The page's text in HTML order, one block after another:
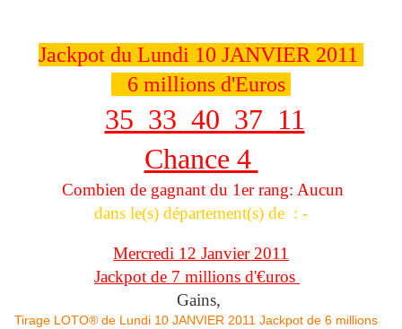
Jackpot du Lundi 10 JANVIER 2011
6 millions d'Euros
35 33 40 37 11
Chance 4
Combien de gagnant du 1er rang: Aucun
dans le(s) département(s) de : -
Mercredi 12 Janvier 2011
Jackpot de 7 millions d'€uros
Gains,
Tirage LOTO® de Lundi 10 JANVIER 2011 Jackpot de 6 millions